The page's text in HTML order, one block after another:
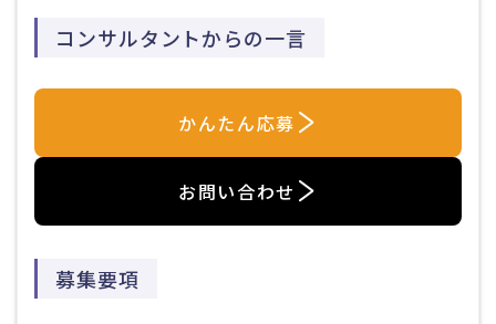
コンサルタントからの一言
かんたん応募
お問い合わせ
募集要項